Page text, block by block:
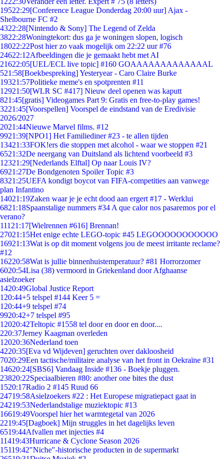
19522:29[Conference League Donderdag 20:00 uur] Ajax -
Shelbourne FC #2
4322:28[Nintendo & Sony] The Legend of Zelda
3822:28Woningtekort: dus ga je woningen slopen, logisch
18022:22Post hier zo vaak mogelijk om 22:22 uur #76
24622:12Afbeeldingen die je gemaakt hebt met AI
21622:05[UEL/ECL live topic] #160 GOAAAAAAAAAAAAAL
521:58[Boekbespreking] Yesteryear - Caro Claire Burke
19321:57Politieke meme's en spotprenten #11
12921:50[WLR SC #417] Nieuw deel openen was kaputt
821:45[gratis] Videogames Part 9: Gratis en free-to-play games!
3221:45[Voorspellen] Voorspel de eindstand van de Eredivisie
2026/2027
2021:44Nieuwe Marvel films. #12
9921:39[NPO1] Het Familiediner #23 - te allen tijden
13421:33FOK!ers die stoppen met alcohol - waar we stoppen #21
6521:32De neergang van Duitsland als lichtend voorbeeld #3
12321:29[Nederlands Elftal] Op naar Louis IV?
6921:27De Bondgenoten Spoiler Topic #3
8321:25UEFA kondigt boycot van FIFA-competities aan vanwege
plan Infantino
14021:19Zaken waar je je echt dood aan ergert #17 - Werklui
6821:18Spaanstalige nummers #34 A que calor nos pasaremos por el
verano?
111 21:17[Wielrennen #616] Brennan!
27021:15Het enige echte LEGO-topic #45 LEGOOOOOOOOOOO
16921:13Wat is op dit moment volgens jou de meest irritante reclame?
#12
16220:58Wat is jullie binnenhuistemperatuur? #81 Horrorzomer
6020:54Lisa (38) vermoord in Griekenland door Afghaanse
asielzoeker
1420:49Global Justice Report
1 20:44+5 telspel #144 Keer 5 =
1 20:44+9 telspel #74
9920:42+7 telspel #95
12020:42Teltopic #1558 tel door en door en door....
220:37Jerney Kaagman overleden
12020:36Nederland toen
4220:35[Eva vd Wijdeven] geruchten over dakloosheid
7020:29Een tactische/militaire analyse van het front in Oekraïne #31
14620:24[SBS6] Vandaag Inside #136 - Boekje pluggen.
23820:22Speciaalbieren #80: another one bites the dust
1520:17Radio 2 #145 Ruud 66
24719:58Asielzoekers #22 : Het Europese migratiepact gaat in
24219:53Nederlandstalige muziektopic #13
16619:49Voorspel hier het warmtegetal van 2026
2219:45[Dagboek] Mijn struggles in het dagelijks leven
6519:44Afvallen met injecties #4
11419:43Hurricane & Cyclone Season 2026
15119:42"Niche"-historische producten in de supermarkt